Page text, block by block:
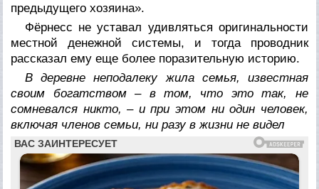
предыдущего хозяина».
Фёрнесс не уставал удивляться оригинальности
местной денежной системы, и тогда проводник
рассказал ему еще более поразительную историю.
В деревне неподалеку жила семья, известная
своим богатством – в том, что это так, не
сомневался никто, – и при этом ни один человек,
включая членов семьи, ни разу в жизни не видел